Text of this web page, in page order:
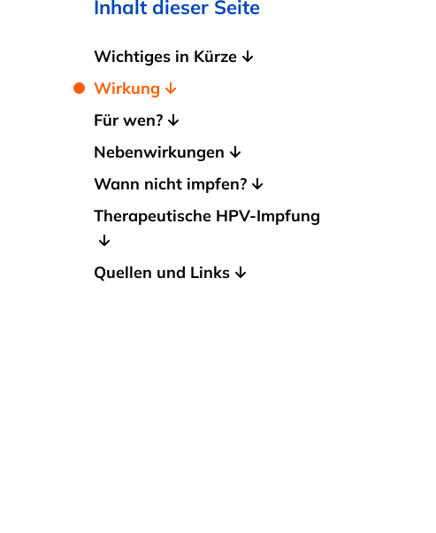
Inhalt dieser Seite
Wichtiges in Kürze
Wirkung
Für wen?
Nebenwirkungen
Wann nicht impfen?
Therapeutische HPV-Impfung
Quellen und Links